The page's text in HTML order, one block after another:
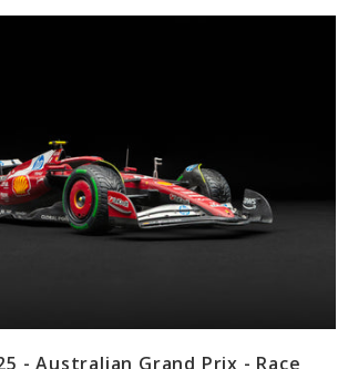
- Australian Grand Prix - Race